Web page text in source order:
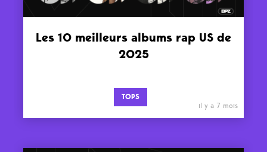
Les 10 meilleurs albums rap US de
2025
TOPS
il y a 7 mois